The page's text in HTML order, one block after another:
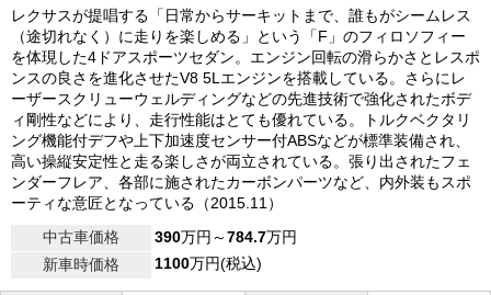
レクサスが提唱する「日常からサーキットまで、誰もがシームレス
（途切れなく）に走りを楽しめる」という「F」のフィロソフィー
を体現した4ドアスポーツセダン。エンジン回転の滑らかさとレスポ
ンスの良さを進化させたV8 5Lエンジンを搭載している。さらにレ
ーザースクリューウェルディングなどの先進技術で強化されたボデ
ィ剛性などにより、走行性能はとても優れている。トルクベクタリ
ング機能付デフや上下加速度センサー付ABSなどが標準装備され、
高い操縦安定性と走る楽しさが両立されている。張り出されたフェ
ンダーフレア、各部に施されたカーボンパーツなど、内外装もスポ
ーティな意匠となっている（2015.11）
中古車価格
390万円～784.7万円
新車時価格
1100万円(税込)